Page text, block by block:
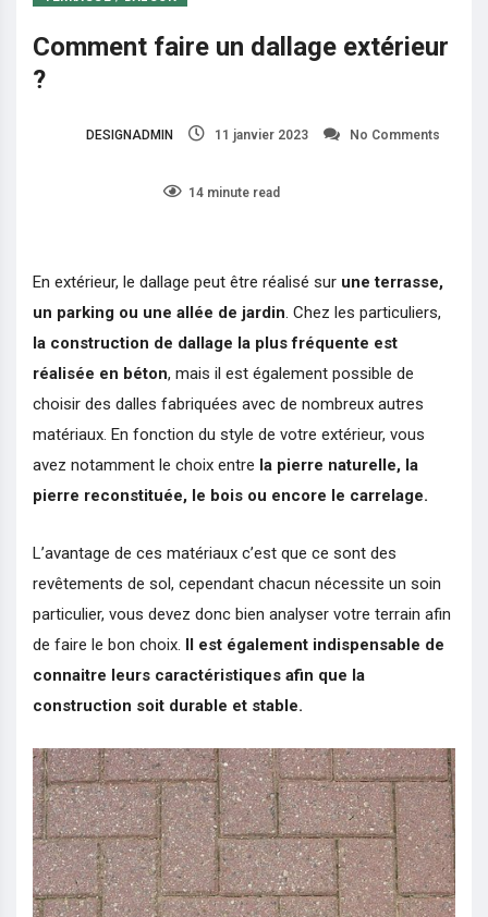
Comment faire un dallage extérieur
?
DESIGNADMIN 11 janvier 2023 No Comments
14 minute read
En extérieur, le dallage peut être réalisé sur une terrasse,
un parking ou une allée de jardin. Chez les particuliers,
la construction de dallage la plus fréquente est
réalisée en béton, mais il est également possible de
choisir des dalles fabriquées avec de nombreux autres
matériaux. En fonction du style de votre extérieur, vous
avez notamment le choix entre la pierre naturelle, la
pierre reconstituée, le bois ou encore le carrelage.
L’avantage de ces matériaux c’est que ce sont des
revêtements de sol, cependant chacun nécessite un soin
particulier, vous devez donc bien analyser votre terrain afin
de faire le bon choix. Il est également indispensable de
connaitre leurs caractéristiques afin que la
construction soit durable et stable.